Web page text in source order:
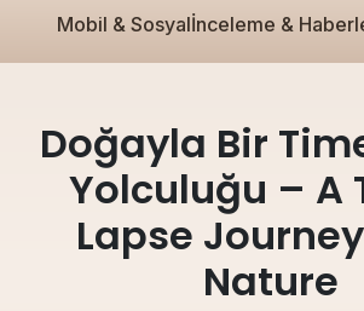
Mobil & Sosyalİnceleme &
Doğayla Bir
Yolculuğu – A
Lapse
Nature